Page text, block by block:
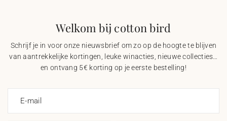
Welkom bij cotton bird
Schrijf je in voor onze nieuwsbrief om zo op de hoogte te blijven
van aantrekkelijke kortingen, leuke winacties, nieuwe collecties…
en ontvang 5€ korting op je eerste bestelling!
E-mail